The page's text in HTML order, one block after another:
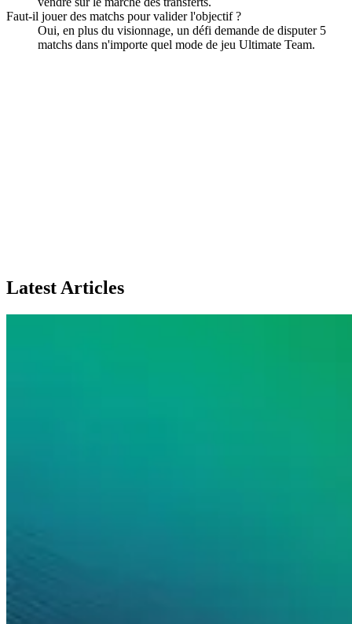
Faut-il jouer des matchs pour valider l'objectif ?
Oui, en plus du visionnage, un défi demande de disputer 5
matchs dans n'importe quel mode de jeu Ultimate Team.
Latest Articles